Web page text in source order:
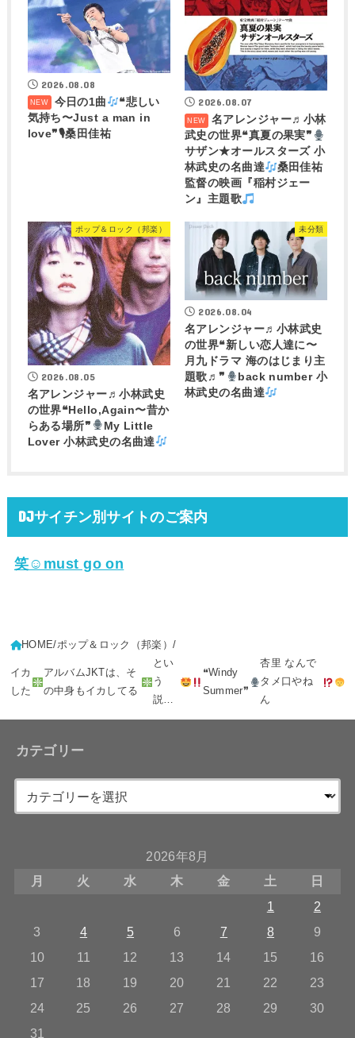
2026.08.08
今日の1曲
❝悲しい
気持ち〜Just a man in
love❞🎙桑田佳祐
2026.08.07
名アレンジャー♬ 小林
武史の世界❝真夏の果実❞
サザン★オールスターズ 小
林武史の名曲達
桑田佳祐
監督の映画『稲村ジェー
ン』主題歌
ポップ＆ロック（邦楽）
2026.08.05
名アレンジャー♬小林武史
の世界❝Hello,Again〜昔か
らある場所❞
My Little
Lover 小林武史の名曲達
未分類
2026.08.04
名アレンジャー♬ 小林武史
の世界❝新しい恋人達に〜
月九ドラマ 海のはじまり主
題歌♬❞
back number 小
林武史の名曲達
DJサイチン別サイトのご案内
笑☺must go on
HOME ポップ＆ロック（邦楽）
イカ
した
アルバムJKTは、そ
の中身もイカしてる
とい
う
説…
❝Windy
Summer❞
杏里 なんで
タメ口やね
ん
カテゴリー
2026年8月
月
火 水 木 金 土
日
1
2
3
4 5 6 7 8
9
10
11 12 13 14 15
16
17
18 19 20 21 22
23
24
25 26 27 28 29
30
31